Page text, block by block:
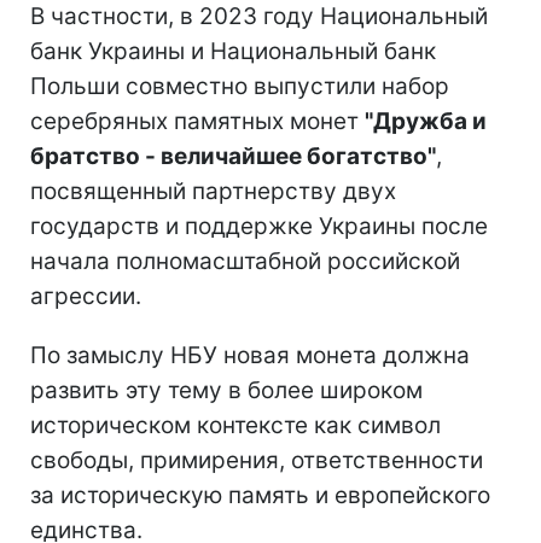
В частности, в 2023 году Национальный
банк Украины и Национальный банк
Польши совместно выпустили набор
серебряных памятных монет "Дружба и
братство - величайшее богатство",
посвященный партнерству двух
государств и поддержке Украины после
начала полномасштабной российской
агрессии.
По замыслу НБУ новая монета должна
развить эту тему в более широком
историческом контексте как символ
свободы, примирения, ответственности
за историческую память и европейского
единства.